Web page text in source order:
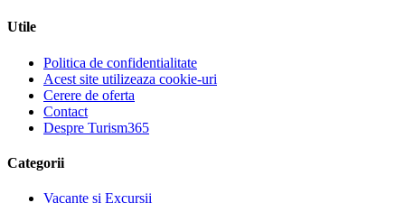
Utile
Politica de confidentialitate
Acest site utilizeaza cookie-uri
Cerere de oferta
Contact
Despre Turism365
Categorii
Vacante si Excursii